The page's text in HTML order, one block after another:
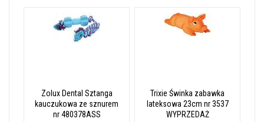
Zolux Dental Sztanga
kauczukowa ze sznurem
nr 480378ASS
Trixie Świnka zabawka
lateksowa 23cm nr 3537
WYPRZEDAŻ